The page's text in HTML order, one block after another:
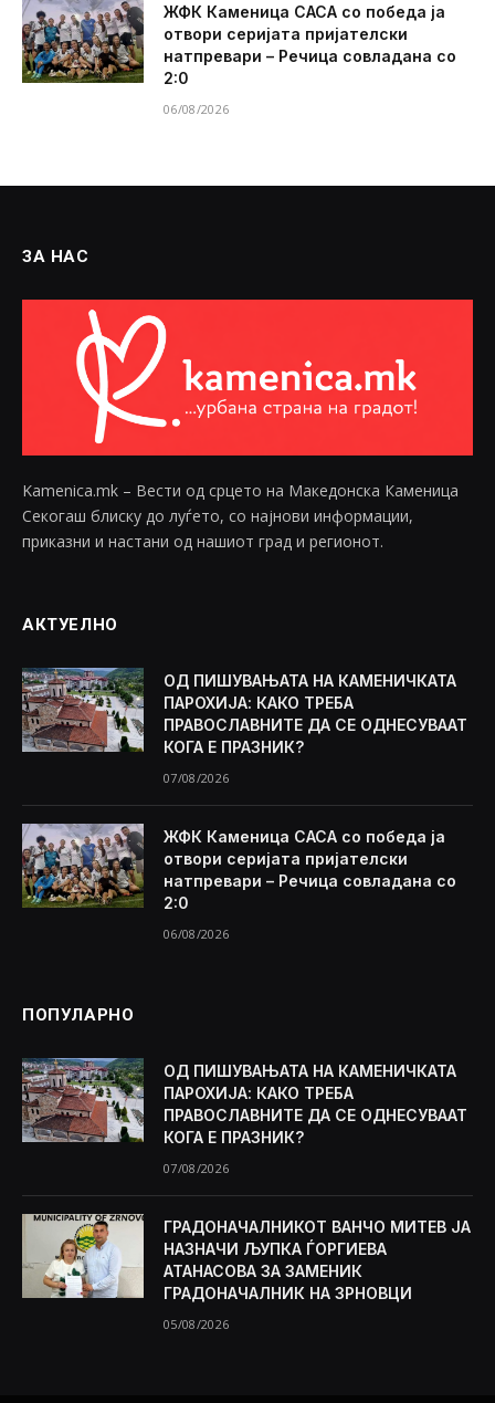
ЖФК Каменица САСА со победа ја
отвори серијата пријателски
натпревари – Речица совладана со
2:0
06/08/2026
ЗА НАС
Kamenica.mk – Вести од срцето на Македонска Каменица
Секогаш блиску до луѓето, со најнови информации,
приказни и настани од нашиот град и регионот.
АКТУЕЛНО
ОД ПИШУВАЊАТА НА КАМЕНИЧКАТА
ПАРОХИЈА: КАКО ТРЕБА
ПРАВОСЛАВНИТЕ ДА СЕ ОДНЕСУВААТ
КОГА Е ПРАЗНИК?
07/08/2026
ЖФК Каменица САСА со победа ја
отвори серијата пријателски
натпревари – Речица совладана со
2:0
06/08/2026
ПОПУЛАРНО
ОД ПИШУВАЊАТА НА КАМЕНИЧКАТА
ПАРОХИЈА: КАКО ТРЕБА
ПРАВОСЛАВНИТЕ ДА СЕ ОДНЕСУВААТ
КОГА Е ПРАЗНИК?
07/08/2026
ГРАДОНАЧАЛНИКОТ ВАНЧО МИТЕВ ЈА
НАЗНАЧИ ЉУПКА ЃОРГИЕВА
АТАНАСОВА ЗА ЗАМЕНИК
ГРАДОНАЧАЛНИК НА ЗРНОВЦИ
05/08/2026